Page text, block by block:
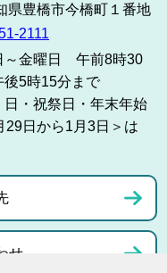
豊橋市今橋町１番地
2111
～金曜日 午前8時30
後5時15分まで
日・祝祭日・年末年始
29日から1月3日＞は
せ